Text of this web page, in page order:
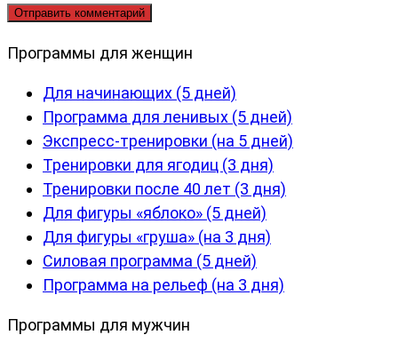
Программы для женщин
Для начинающих (5 дней)
Программа для ленивых (5 дней)
Экспресс-тренировки (на 5 дней)
Тренировки для ягодиц (3 дня)
Тренировки после 40 лет (3 дня)
Для фигуры «яблоко» (5 дней)
Для фигуры «груша» (на 3 дня)
Силовая программа (5 дней)
Программа на рельеф (на 3 дня)
Программы для мужчин